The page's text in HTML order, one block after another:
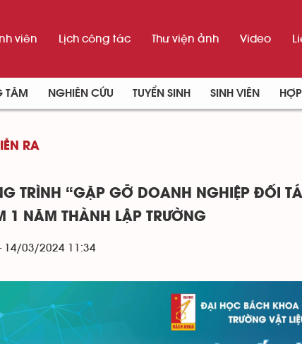
viên Lịch công tác Thư viện ảnh Video
TÂM NGHIÊN CỨU TUYỂN SINH SINH VIÊN
RA
TRÌNH “GẶP GỠ DOANH NGHIỆP ĐỐI
1 NĂM THÀNH LẬP TRƯỜNG
14/03/2024 11:34